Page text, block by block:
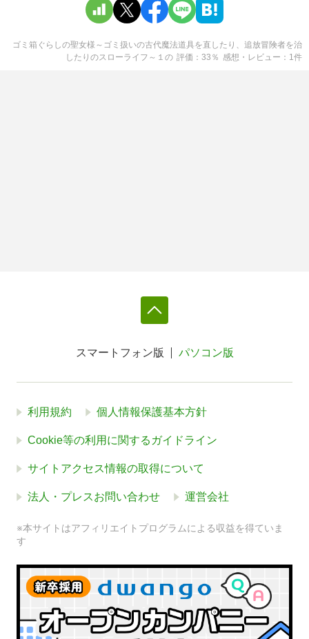
ゴミ箱ぐらしの聖女様～ゴミ扱いの古代魔法道具を直したり、追放冒険者を治
したりのスローライフ～１ の 評価 33 ％ 感想・レビュー 1件
スマートフォン版 パソコン版
利用規約 個人情報保護基本方針
Cookie等の利用に関するガイドライン
サイトアクセス情報の取得について
法人・プレスお問い合わせ 運営会社
※本サイトはアフィリエイトプログラムによる収益を得ていま
す